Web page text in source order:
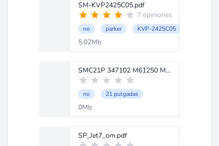
SM-KVP2425C05.pdf
7 opiniones
no parker KVP-2425C05
5.02Mb
SMC21P 347102 M61250 M37150M8 081FP.e2p
no 21 pulgadas
0Mb
SP_Jet7_om.pdf